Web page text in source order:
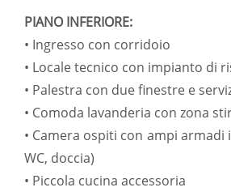
PIANO INFERIORE:
• Ingresso con corridoio
• Locale tecnico con impianto di
• Palestra con due finestre e
• Comoda lavanderia con zona
• Camera ospiti con ampi
WC, doccia)
• Piccola cucina accessoria